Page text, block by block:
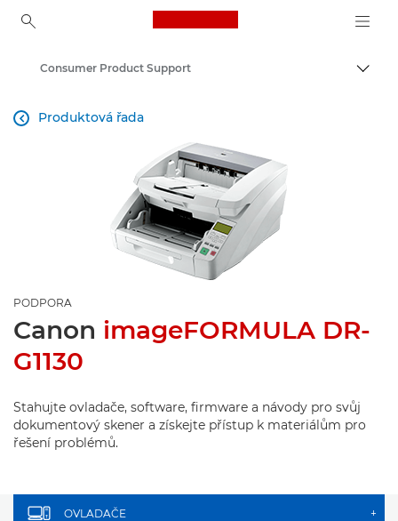
Canon Logo, back to
Consumer Product Support
Produktová řada

PODPORA
Canon imageFORMULA DR-
G1130
Stahujte ovladače, software, firmware a návody pro svůj
dokumentový skener a získejte přístup k materiálům pro
řešení problémů.
OVLADAČE +